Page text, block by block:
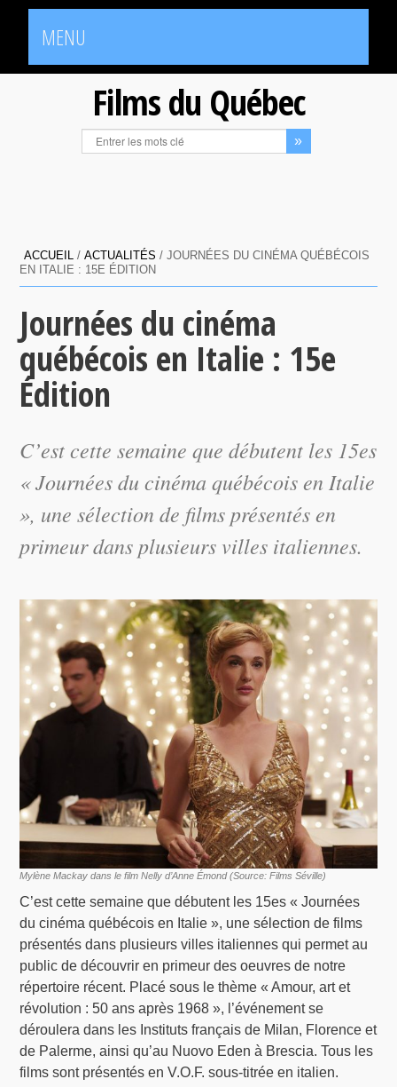
MENU
Films du Québec
ACCUEIL /ACTUALITÉS /JOURNÉES DU CINÉMA QUÉBÉCOIS
EN ITALIE : 15E ÉDITION
Journées du cinéma
québécois en Italie : 15e
Édition
C’est cette semaine que débutent les 15es
« Journées du cinéma québécois en Italie
», une sélection de films présentés en
primeur dans plusieurs villes italiennes.
Mylène Mackay dans le film Nelly d’Anne Émond (Source: Films Séville)
C’est cette semaine que débutent les 15es « Journées
du cinéma québécois en Italie », une sélection de films
présentés dans plusieurs villes italiennes qui permet au
public de découvrir en primeur des oeuvres de notre
répertoire récent. Placé sous le thème « Amour, art et
révolution : 50 ans après 1968 », l’événement se
déroulera dans les Instituts français de Milan, Florence et
de Palerme, ainsi qu’au Nuovo Eden à Brescia. Tous les
films sont présentés en V.O.F. sous-titrée en italien.